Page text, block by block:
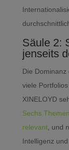
Säule 2:
jenseits
Die
viele
XINELOYD
Sechs
relevant, und
Intelligenz